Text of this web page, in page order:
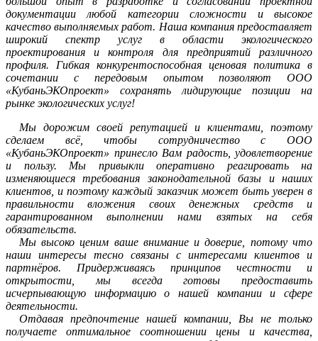
документации любой категории сложности и высокое
качество выполняемых работ. Наша компания предоставляет
широкий спектр услуг в области экологического
проектирования и контроля для предприятий различного
профиля. Гибкая конкурентоспособная ценовая политика в
сочетании с передовым опытом позволяют ООО
«КубаньЭКОпроект» сохранять лидирующие позиции на
рынке экологических услуг!
Мы дорожим своей репутацией и клиентами, поэтому
сделаем всё, чтобы сотрудничество с ООО
«КубаньЭКОпроект» принесло Вам радость, удовлетворение
и пользу. Мы привыкли оперативно реагировать на
изменяющиеся требования законодательной базы и наших
клиентов, и поэтому каждый заказчик может быть уверен в
правильности вложения своих денежных средств и
гарантированном выполнении нами взятых на себя
обязательств.
Мы высоко ценим ваше внимание и доверие, потому что
наши интересы тесно связаны с интересами клиентов и
партнёров. Придерживаясь принципов честности и
открытости, мы всегда готовы предоставить
исчерпывающую информацию о нашей компании и сфере
деятельности.
Отдавая предпочтение нашей компании, Вы не только
получаете оптимальное соотношении цены и качества,